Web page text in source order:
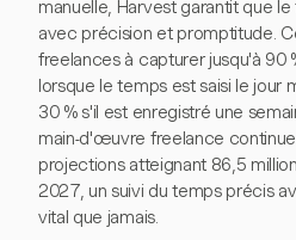
manuelle, Harvest garantit que
avec précision et promptitude.
freelances à capturer jusqu'à 90
lorsque le temps est saisi le jour
30 % s'il est enregistré une
main-d'œuvre freelance
projections atteignant 86,5
2027, un suivi du temps précis
vital que jamais.